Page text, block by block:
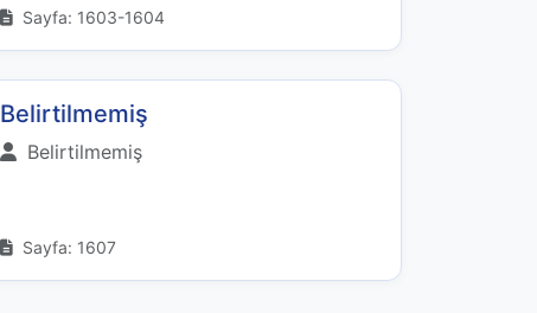
Sayfa: 1603-1604
Belirtilmemiş
Belirtilmemiş
Sayfa: 1607